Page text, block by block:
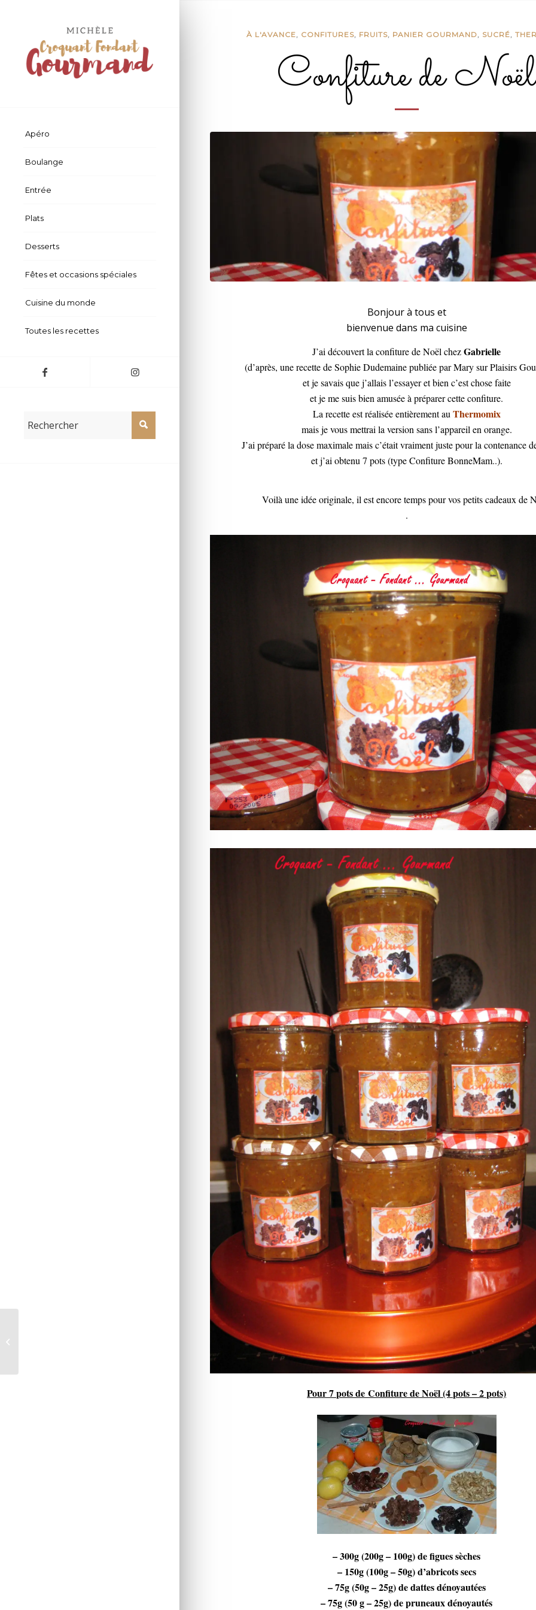
Apéro
Boulange
Entrée
Plats
Desserts
Fêtes et occasions spéciales
Cuisine du monde
Toutes les recettes
À L'AVANCE, CONFITURES, FRUITS, PANIER GOURMAND, SUCRÉ,
Confiture de Noël
Bonjour à tous et
bienvenue dans ma cuisine
J’ai découvert la confiture de Noël chezGabrielle
(d’après, une recette de Sophie Dudemaine publiée par Mary sur Plaisirs
et je savais que j’allais l’essayer et bien c’est chose faite
et je me suis bien amusée à préparer cette confiture.
La recette est réalisée entièrement au Thermomix
mais je vous mettrai la version sans l’appareil en orange.
J’ai préparé la dose maximale mais c’était vraiment juste pour la contenance
et j’ai obtenu 7 pots (type Confiture BonneMam..).
Voilà une idée originale, il est encore temps pour vos petits cadeaux de
.
Pour 7 pots de Confiture de Noël (4 pots – 2 pots)
– 300g (200g – 100g) de figues sèches
– 150g (100g – 50g) d’abricots secs
– 75g (50g – 25g) de dattes dénoyautées
– 75g (50 g – 25g) de pruneaux dénoyautés